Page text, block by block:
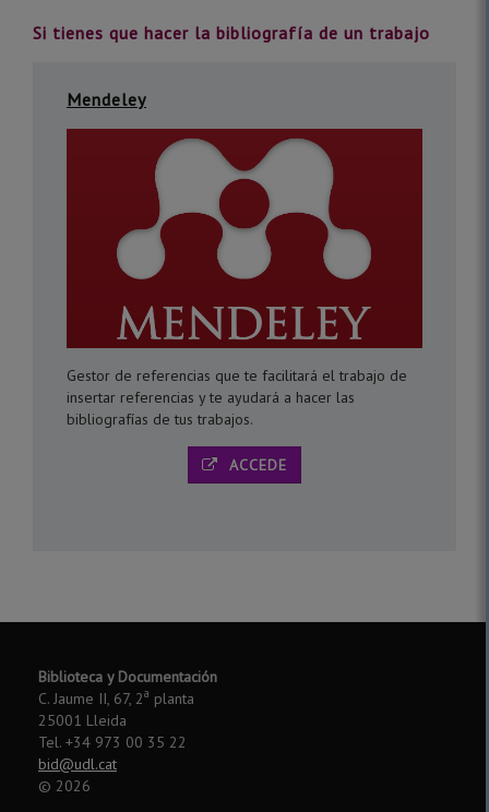
Si tienes que hacer la bibliografía de un trabajo
Mendeley
Gestor de referencias que te facilitará el trabajo de
insertar referencias y te ayudará a hacer las
bibliografías de tus trabajos.
ACCEDE
Biblioteca y Documentación
C. Jaume II, 67, 2a planta
25001 Lleida
Tel. +34 973 00 35 22
bid@udl.cat
© 2026